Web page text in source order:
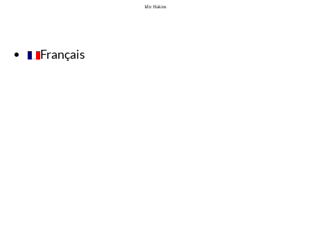
Idir Hakim
Français